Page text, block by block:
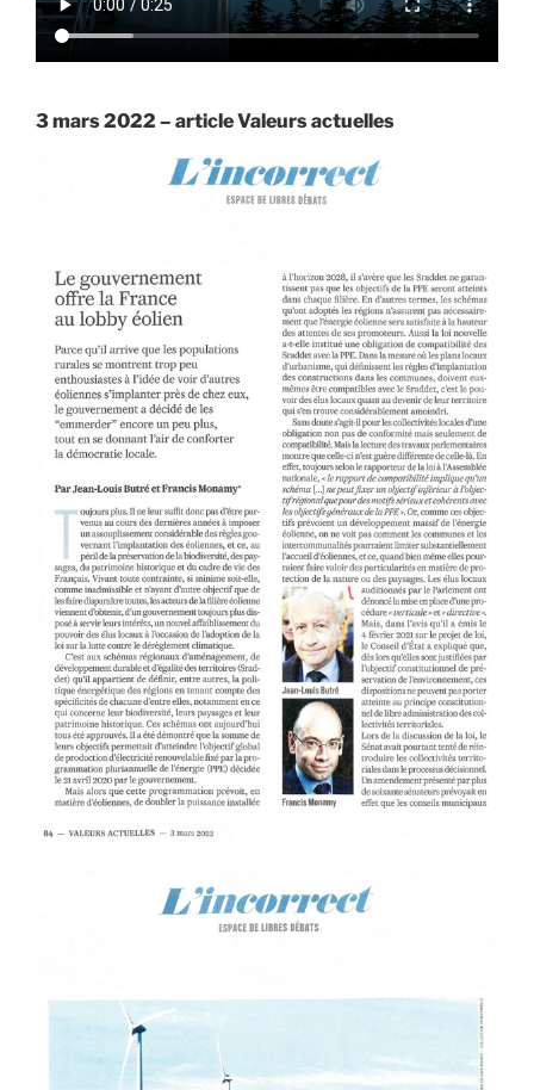
3 mars 2022 – article Valeurs actuelles